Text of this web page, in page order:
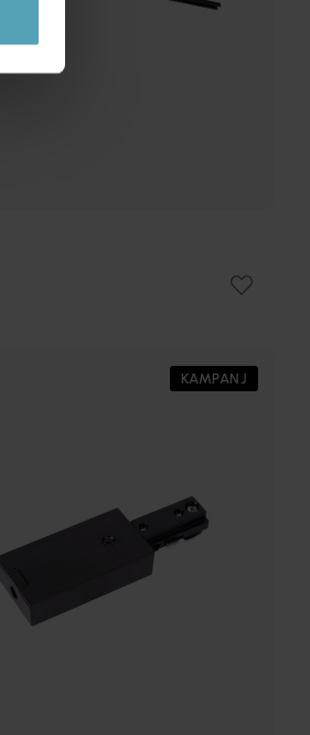
KAMPANJ